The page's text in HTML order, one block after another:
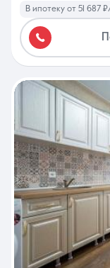
В ипотеку от 51 687